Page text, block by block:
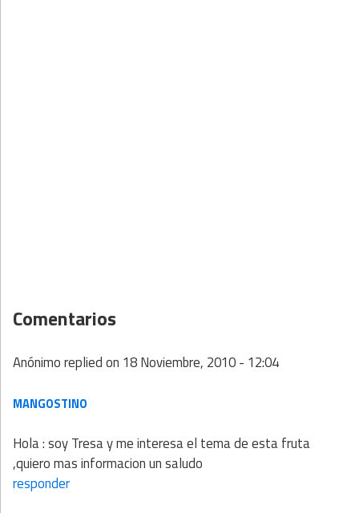
Comentarios
Anónimoreplied on 18 Noviembre, 2010 - 12:04
MANGOSTINO
Hola : soy Tresa y me interesa el tema de esta fruta
,quiero mas informacion un saludo
responder